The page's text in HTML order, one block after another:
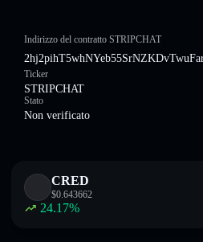
Indirizzo del contratto STRIPCHAT
Ticker
STRIPCHAT
Stato
Non verificato
CRED
$0.643662
24.17%